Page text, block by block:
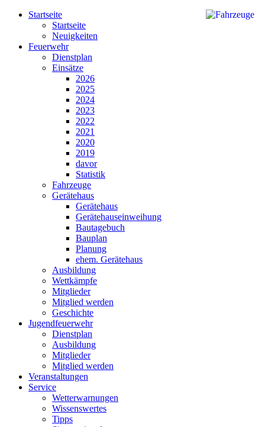
Startseite
Startseite
Neuigkeiten
Feuerwehr
Dienstplan
Einsätze
2026
2025
2024
2023
2022
2021
2020
2019
davor
Statistik
Fahrzeuge
Gerätehaus
Gerätehaus
Gerätehauseinweihung
Bautagebuch
Bauplan
Planung
ehem. Gerätehaus
Ausbildung
Wettkämpfe
Mitglieder
Mitglied werden
Geschichte
Jugendfeuerwehr
Dienstplan
Ausbildung
Mitglieder
Mitglied werden
Veranstaltungen
Service
Wetterwarnungen
Wissenswertes
Tipps